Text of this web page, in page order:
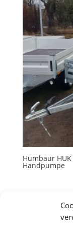
Humbaur
Handpumpe